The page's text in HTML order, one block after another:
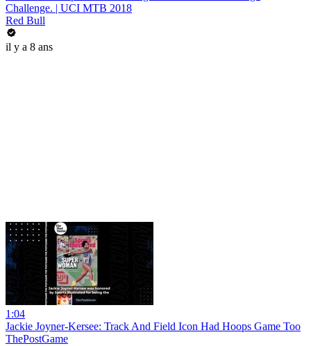
Challenge. | UCI MTB 2018
Red Bull
il y a 8 ans
1:04
Jackie Joyner-Kersee: Track And Field Icon Had Hoops Game Too
ThePostGame